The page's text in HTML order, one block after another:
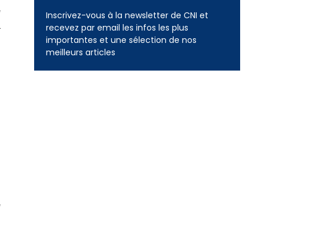
Inscrivez-vous à la newsletter de CNI et
recevez par email les infos les plus
importantes et une sélection de nos